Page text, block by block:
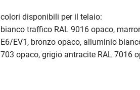
colori disponibili per il telaio:
bianco traffico RAL 9016 opaco,
E6/EV1, bronzo opaco, alluminio
703 opaco, grigio antracite RAL 7016